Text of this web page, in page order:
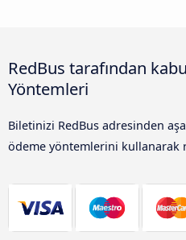
RedBus tarafından
Yöntemleri
Biletinizi RedBus adresinden
ödeme yöntemlerini kullanarak